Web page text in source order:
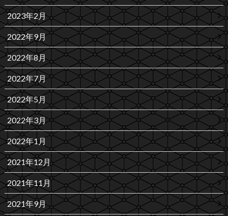
2023年2月
2022年9月
2022年8月
2022年7月
2022年5月
2022年3月
2022年1月
2021年12月
2021年11月
2021年9月